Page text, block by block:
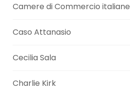
Camere di Commercio italiane
Caso Attanasio
Cecilia Sala
Charlie Kirk